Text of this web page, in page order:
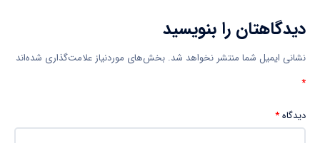
دیدگاهتان را بنویسید
نشانی ایمیل شما منتشر نخواهد شد. بخش‌های موردنیاز علامت‌گذاری شده‌اند
*
دیدگاه*